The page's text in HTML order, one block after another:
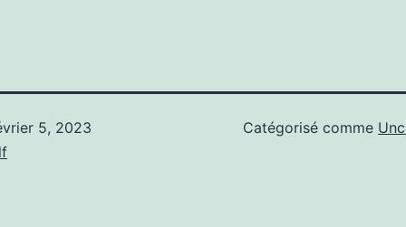
5, 2023
Catégorisé comme